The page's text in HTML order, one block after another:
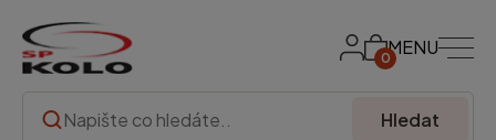
0MENU
Hledat